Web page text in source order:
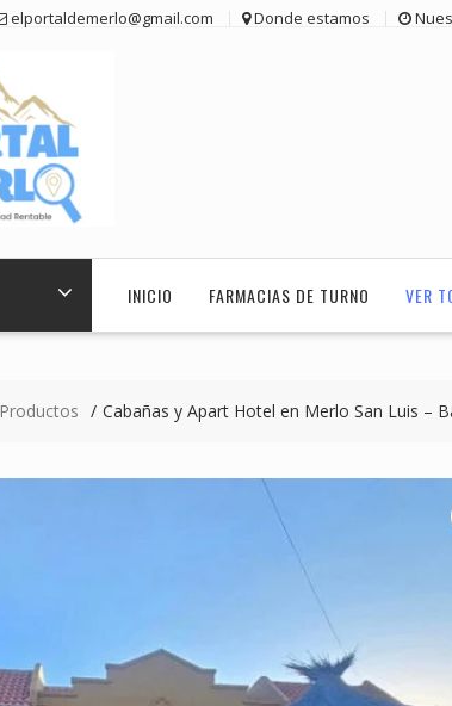
elportaldemerlo@gmail.com Donde estamos
INICIO FARMACIAS DE TURNO VER
Productos Cabañas y Apart Hotel en Merlo San Luis –